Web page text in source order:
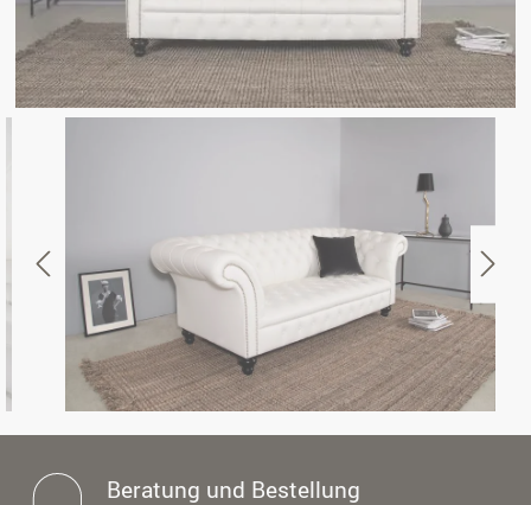
Beratung und Bestellung